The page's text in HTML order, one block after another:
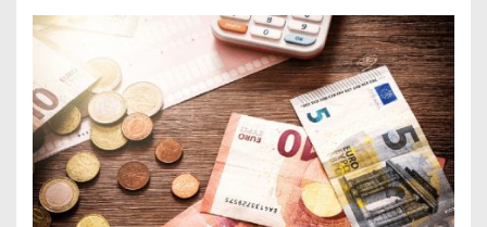
einen
10000
Euro
Kredit
finden